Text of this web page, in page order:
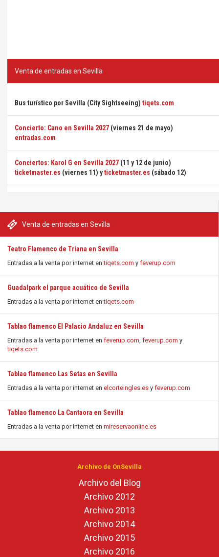
Venta de entradas en Sevilla
Teatro Flamenco de Triana en Sevilla
Entradas a la venta por internet entiqets.com y feverup.com
Guadalpark el parque acuático de Sevilla
Entradas a la venta por internet entiqets.com
Tablao flamenco El Palacio Andaluz en Sevilla
Entradas a la venta por internet en feverup.com, feverup.com y
tiqets.com
Tablao flamenco Las Setas en Sevilla
Entradas a la venta por internet en elcorteingles.es y feverup.com
Tablao flamenco La Cantaora en Sevilla
Entradas a la venta por internet en mireservaonline.es
Venta de entradas en Sevilla
Bus turístico por Sevilla (City Sightseeing) tiqets.com
Concierto: Cano en Sevilla 2027 (viernes 21 de mayo)
entradas.com
Conciertos: Karol G en Sevilla 2027 (11 y 12 de junio)
ticketmaster.es (viernes 11) yticketmaster.es (sábado 12)
Archivo de OnSevilla
Archivo del Blog
Archivo 2012
Archivo 2013
Archivo 2014
Archivo 2015
Archivo 2016